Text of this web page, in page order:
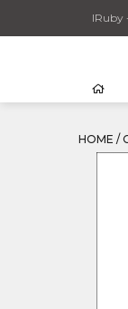
IRuby
HOME /